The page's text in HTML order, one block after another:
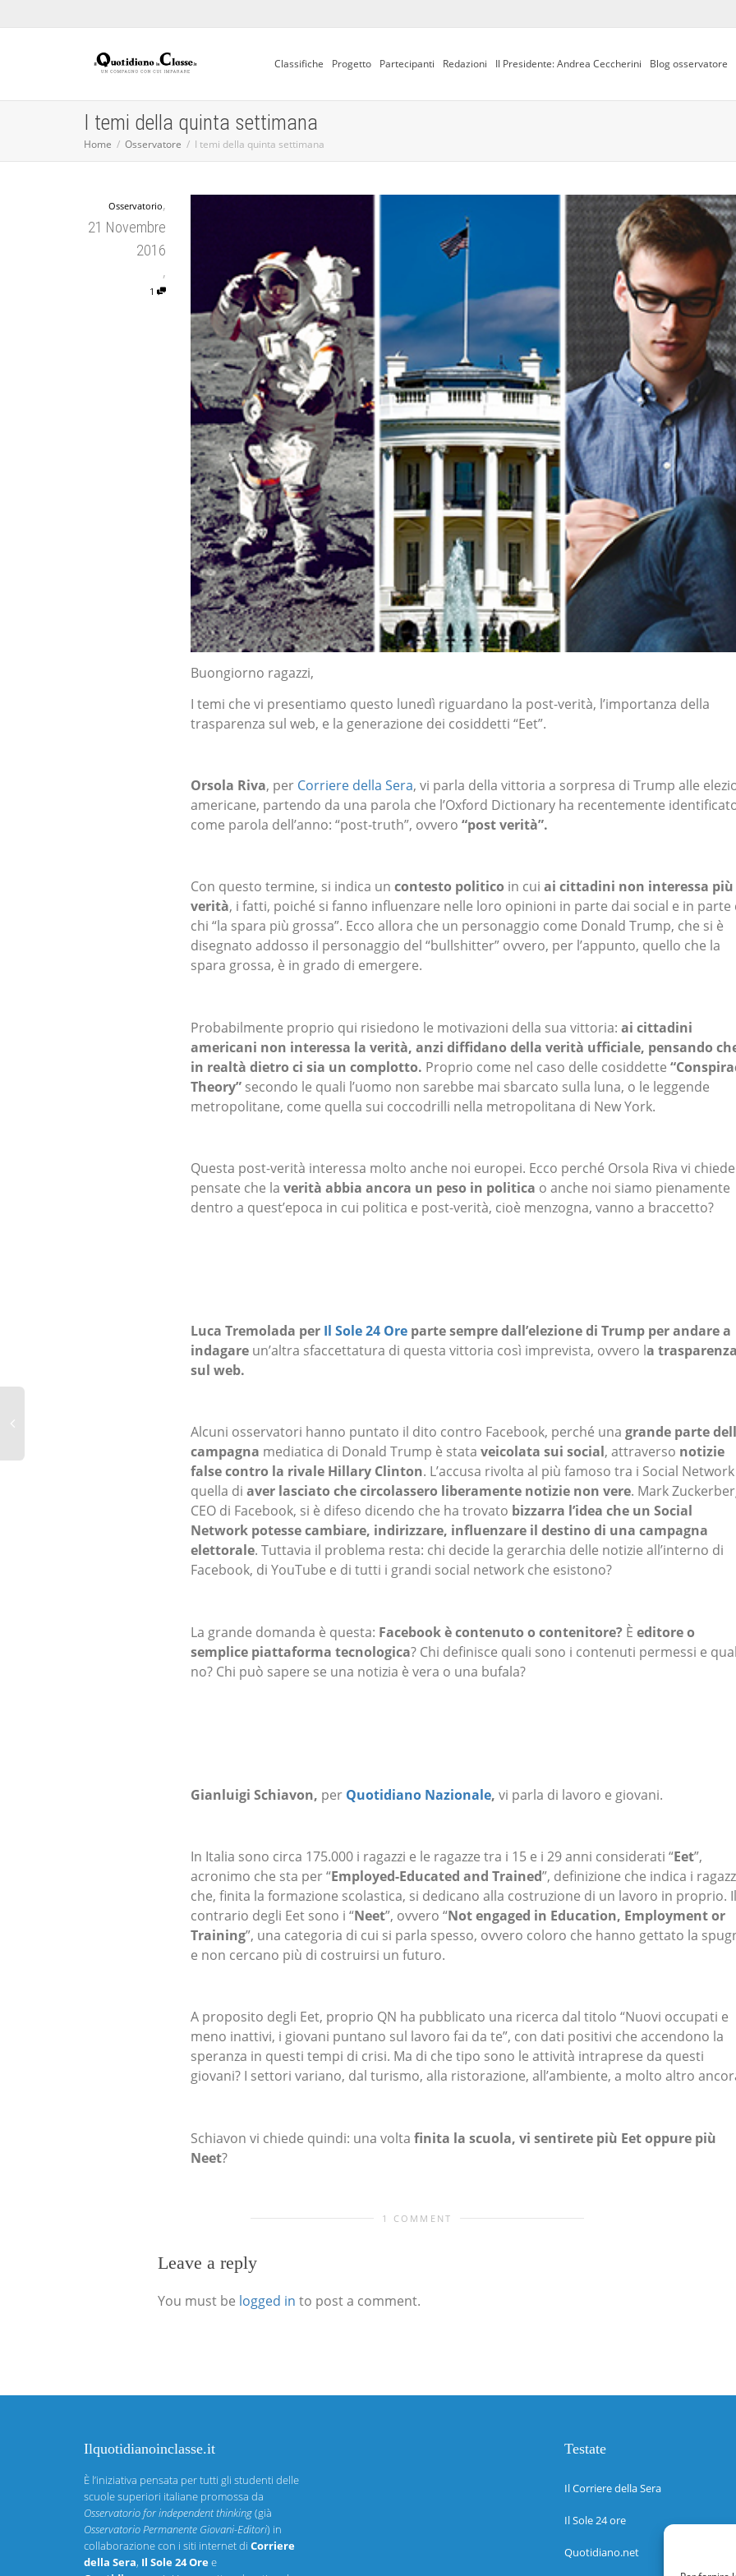
Classifiche Progetto Partecipanti Redazioni Il Presidente: Andrea Ceccherini Blog osservatore
I temi della quinta settimana
Home Osservatore I temi della quinta settimana
Osservatorio,
21 Novembre
2016
,
1
Buongiorno ragazzi,
I temi che vi presentiamo questo lunedì riguardano la post-verità, l’importanza della
trasparenza sul web, e la generazione dei cosiddetti “Eet”.
Orsola Riva, per Corriere della Sera, vi parla della vittoria a sorpresa di Trump alle
americane, partendo da una parola che l’Oxford Dictionary ha recentemente
come parola dell’anno: “post-truth”, ovvero “post verità”.
Con questo termine, si indica un contesto politico in cui ai cittadini non interessa
verità, i fatti, poiché si fanno influenzare nelle loro opinioni in parte dai social e in parte
chi “la spara più grossa”. Ecco allora che un personaggio come Donald Trump, che si è
disegnato addosso il personaggio del “bullshitter” ovvero, per l’appunto, quello che la
spara grossa, è in grado di emergere.
Probabilmente proprio qui risiedono le motivazioni della sua vittoria: ai cittadini
americani non interessa la verità, anzi diffidano della verità ufficiale, pensando
in realtà dietro ci sia un complotto. Proprio come nel caso delle cosiddette
Theory” secondo le quali l’uomo non sarebbe mai sbarcato sulla luna, o le leggende
metropolitane, come quella sui coccodrilli nella metropolitana di New York.
Questa post-verità interessa molto anche noi europei. Ecco perché Orsola Riva vi
pensate che la verità abbia ancora un peso in politica o anche noi siamo pienamente
dentro a quest’epoca in cui politica e post-verità, cioè menzogna, vanno a braccetto?
Luca Tremolada per Il Sole 24 Ore parte sempre dall’elezione di Trump per andare a
indagare un’altra sfaccettatura di questa vittoria così imprevista, ovvero la
sul web.
Alcuni osservatori hanno puntato il dito contro Facebook, perché una grande parte
campagna mediatica di Donald Trump è stata veicolata sui social, attraverso notizie
false contro la rivale Hillary Clinton. L’accusa rivolta al più famoso tra i Social
quella di aver lasciato che circolassero liberamente notizie non vere. Mark
CEO di Facebook, si è difeso dicendo che ha trovato bizzarra l’idea che un Social
Network potesse cambiare, indirizzare, influenzare il destino di una campagna
elettorale. Tuttavia il problema resta: chi decide la gerarchia delle notizie all’interno di
Facebook, di YouTube e di tutti i grandi social network che esistono?
La grande domanda è questa: Facebook è contenuto o contenitore? È editore o
semplice piattaforma tecnologica? Chi definisce quali sono i contenuti permessi e
no? Chi può sapere se una notizia è vera o una bufala?
Gianluigi Schiavon, per Quotidiano Nazionale, vi parla di lavoro e giovani.
In Italia sono circa 175.000 i ragazzi e le ragazze tra i 15 e i 29 anni considerati “Eet”,
acronimo che sta per “Employed-Educated and Trained”, definizione che indica i
che, finita la formazione scolastica, si dedicano alla costruzione di un lavoro in proprio. Il
contrario degli Eet sono i “Neet”, ovvero “Not engaged in Education, Employment or
Training”, una categoria di cui si parla spesso, ovvero coloro che hanno gettato la
e non cercano più di costruirsi un futuro.
A proposito degli Eet, proprio QN ha pubblicato una ricerca dal titolo “Nuovi occupati e
meno inattivi, i giovani puntano sul lavoro fai da te”, con dati positivi che accendono la
speranza in questi tempi di crisi. Ma di che tipo sono le attività intraprese da questi
giovani? I settori variano, dal turismo, alla ristorazione, all’ambiente, a molto altro
Schiavon vi chiede quindi: una volta finita la scuola, vi sentirete più Eet oppure più
Neet?
1 COMMENT
Leave a reply
You must be logged in to post a comment.
Ilquotidianoinclasse.it
È l’iniziativa pensata per tutti gli studenti delle
scuole superiori italiane promossa da
Osservatorio for independent thinking(già
Osservatorio Permanente Giovani-Editori) in
collaborazione con i siti internet di Corriere
della Sera, Il Sole 24 Oree
Testate
Il Corriere della Sera
Il Sole 24 ore
Quotidiano.net